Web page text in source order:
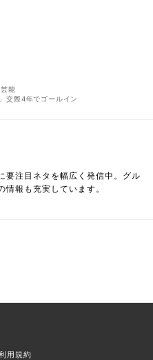
芸能
交際4年でゴールイン
要注目ネタを幅広く発信中。グル
報も充実しています。
用規約